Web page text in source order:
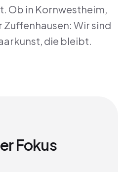
Ob in Kornwestheim,
Wir sind
die bleibt.
Fokus